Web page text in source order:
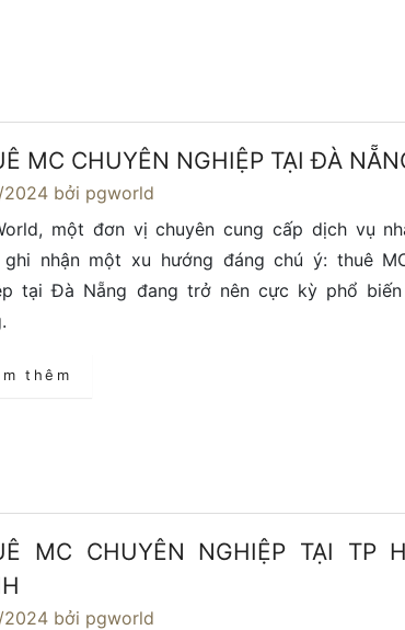
MC CHUYÊN NGHIỆP TẠI ĐÀ
2024 bởi pgworld
một đơn vị chuyên cung cấp dịch vụ
ghi nhận một xu hướng đáng chú ý: thuê
tại Đà Nẵng đang trở nên cực kỳ phổ
thêm
MC CHUYÊN NGHIỆP TẠI TP
2024 bởi pgworld